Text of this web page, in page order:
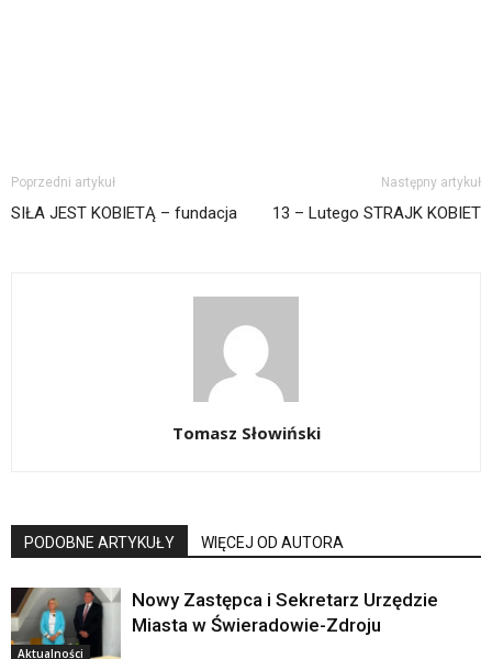
Poprzedni artykuł
SIŁA JEST KOBIETĄ – fundacja
Następny artykuł
13 – Lutego STRAJK KOBIET
Tomasz Słowiński
PODOBNE ARTYKUŁY WIĘCEJ OD AUTORA
Aktualności
Nowy Zastępca i Sekretarz Urzędzie
Miasta w Świeradowie-Zdroju